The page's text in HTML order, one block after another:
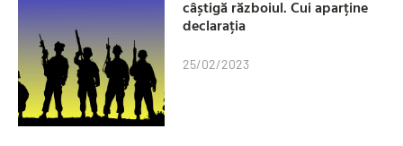
câștigă războiul. Cui aparține
declarația
25/02/2023